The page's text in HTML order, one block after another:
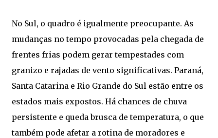
No Sul, o quadro é igualmente preocupante. As
mudanças no tempo provocadas pela chegada de
frentes frias podem gerar tempestades com
granizo e rajadas de vento significativas. Paraná,
Santa Catarina e Rio Grande do Sul estão entre os
estados mais expostos. Há chances de chuva
persistente e queda brusca de temperatura, o que
também pode afetar a rotina de moradores e